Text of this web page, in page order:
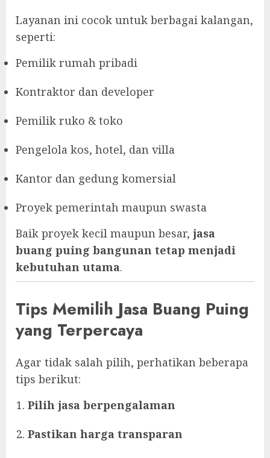
Layanan ini cocok untuk berbagai kalangan,
seperti:
Pemilik rumah pribadi
Kontraktor dan developer
Pemilik ruko & toko
Pengelola kos, hotel, dan villa
Kantor dan gedung komersial
Proyek pemerintah maupun swasta
Baik proyek kecil maupun besar, jasa
buang puing bangunan tetap menjadi
kebutuhan utama.
Tips Memilih Jasa Buang Puing
yang Terpercaya
Agar tidak salah pilih, perhatikan beberapa
tips berikut:
Pilih jasa berpengalaman
Pastikan harga transparan